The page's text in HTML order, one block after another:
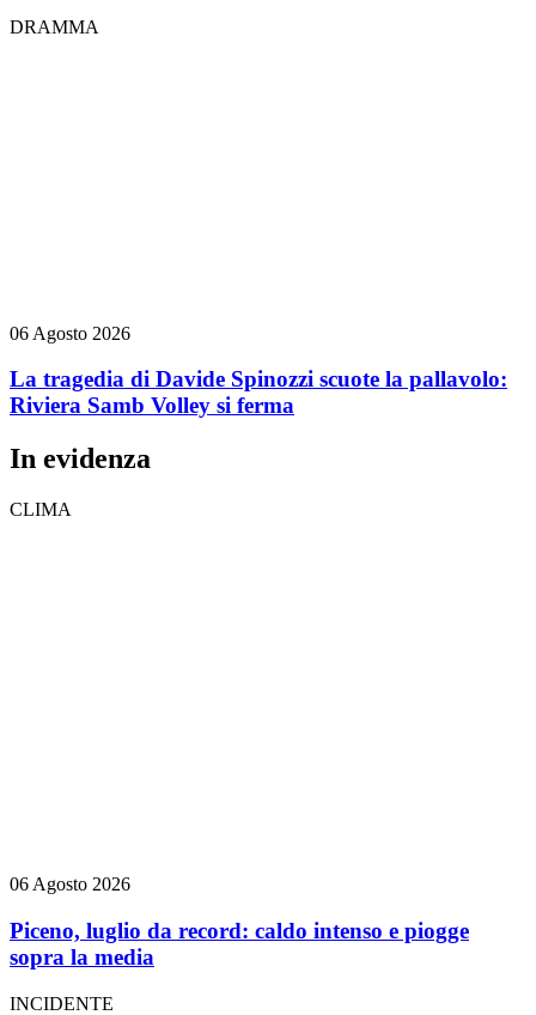
DRAMMA
06 Agosto 2026
La tragedia di Davide Spinozzi scuote la pallavolo:
Riviera Samb Volley si ferma
In evidenza
CLIMA
06 Agosto 2026
Piceno, luglio da record: caldo intenso e piogge
sopra la media
INCIDENTE